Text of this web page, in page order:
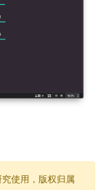
使用，版权归属